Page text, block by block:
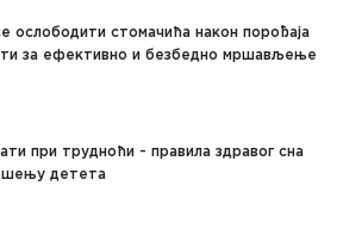
ослободити стомачића након порођаја
за ефективно и безбедно мршављење
при трудноћи - правила здравог сна
детета